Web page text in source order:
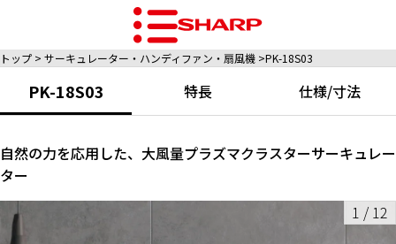
トップ サーキュレーター・ハンディファン・扇風機 PK-18S03
PK-18S03 特長 仕様/寸法
自然の力を応用した、大風量プラズマクラスターサーキュレー
ター
1 / 12